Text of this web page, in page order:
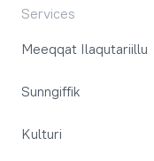
Services
Meeqqat Ilaqutariillu
Sunngiffik
Kulturi